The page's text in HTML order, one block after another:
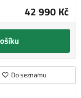
42 990 Kč
Do seznamu